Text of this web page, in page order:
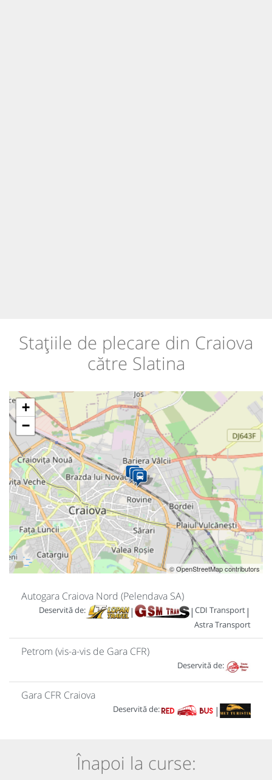
Stațiile de plecare din Craiova
către Slatina
+
−
© OpenStreetMap contributors
Autogara Craiova Nord (Pelendava SA)
Deservită de: | | CDI Transport|
Astra Transport
Petrom (vis-a-vis de Gara CFR)
Deservită de:
Gara CFR Craiova
Deservită de: |
Înapoi la curse: